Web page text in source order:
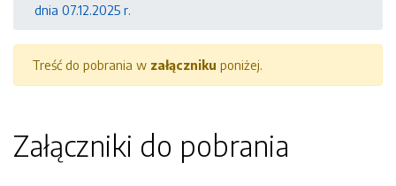
dnia 07.12.2025 r.
Treść do pobrania w załączniku poniżej.
Załączniki do pobrania